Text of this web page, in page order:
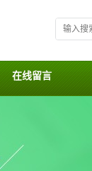
在线留言